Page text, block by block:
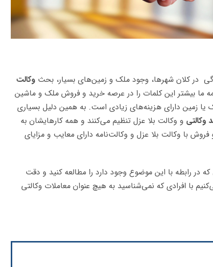
در کلان شهرها، وجود ملک و زمین‌های بسیار، بحث وکالت
ما بیشتر این کلمات را در عرصه خرید و فروش ملک و ماشین
یا زمین دارای هزینه‌های زیادی است. به همین دلیل بسیاری
وکالتی و وکالت بلا عزل تنظیم می‌کنند و همه کارهایشان به
با وکالت بلا عزل و وکالت‌نامه دارای معایب و مزایای
در رابطه با این موضوع وجود دارد را مطالعه کنید و دقت
با افرادی که نمی‌شناسید به هیچ عنوان معاملات وکالتی